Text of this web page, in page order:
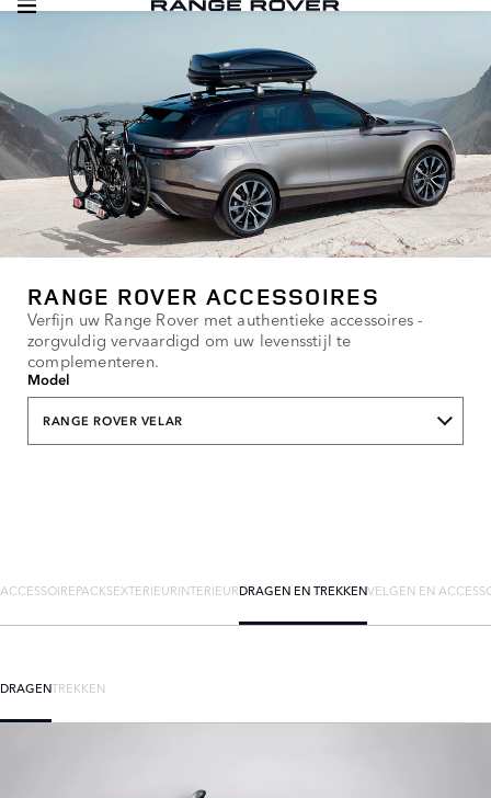
RANGE ROVER ACCESSOIRES
Verfijn uw Range Rover met authentieke accessoires -
zorgvuldig vervaardigd om uw levensstijl te
complementeren.
Model
RANGE ROVER VELAR
ACCESSOIREPACKSEXTERIEURINTERIEURDRAGEN EN TREKKENVELGEN EN
DRAGENTREKKEN